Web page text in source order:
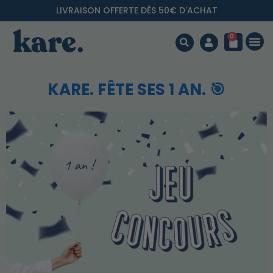
LIVRAISON OFFERTE DÈS 50€ D'ACHAT
0
KARE. FÊTE SES 1 AN. 🎯